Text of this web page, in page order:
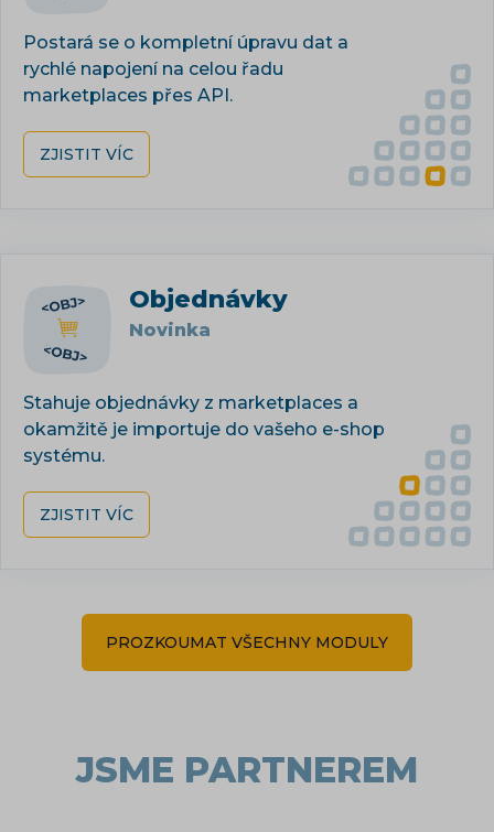
Postará se o kompletní úpravu dat a
rychlé napojení na celou řadu
marketplaces přes API.
ZJISTIT VÍC
Objednávky
Novinka
Stahuje objednávky z marketplaces a
okamžitě je importuje do vašeho e-shop
systému.
ZJISTIT VÍC
PROZKOUMAT VŠECHNY MODULY
JSME PARTNEREM